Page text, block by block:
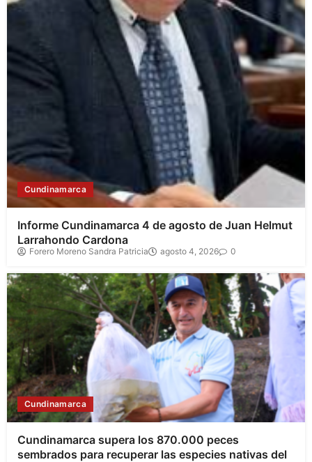
Cundinamarca
Informe Cundinamarca 4 de agosto de Juan Helmut
Larrahondo Cardona
Forero Moreno Sandra Patricia agosto 4, 2026 0
Cundinamarca
Cundinamarca supera los 870.000 peces
sembrados para recuperar las especies nativas del